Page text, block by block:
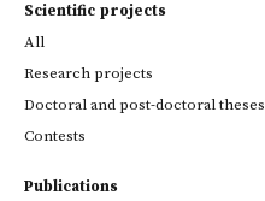
Scientific projects
All
Research projects
Doctoral and post-doctoral theses
Contests
Publications